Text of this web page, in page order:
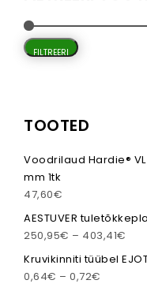
FILTREERI
TOOTED
Voodrilaud Hardie®
mm 1tk
47,60€
AESTUVER
250,95€ – 403,41€
Kruvikinniti tüübel
0,64€ – 0,72€